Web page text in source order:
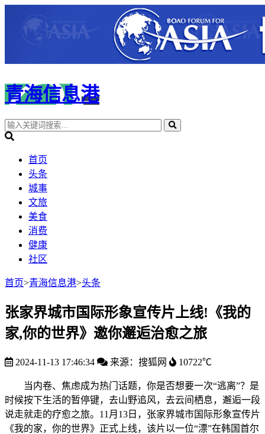
青海信息港
首页
头条
城事
文旅
美食
消费
健康
社区
首页>青海信息港>头条
张家界城市国际形象宣传片上线!《我的
家,你的世界》邀你邂逅治愈之旅
2024-11-13 17:46:34 来源：搜狐网 10722℃
当内卷、焦虑成为热门话题，你是否想要一次“逃离”？是
时候按下生活的暂停键，去山野追风，去云间栖息，邂逅一段
说走就走的疗愈之旅。11月13日，张家界城市国际形象宣传片
《我的家，你的世界》正式上线，该片以一位“漂”在韩国首尔